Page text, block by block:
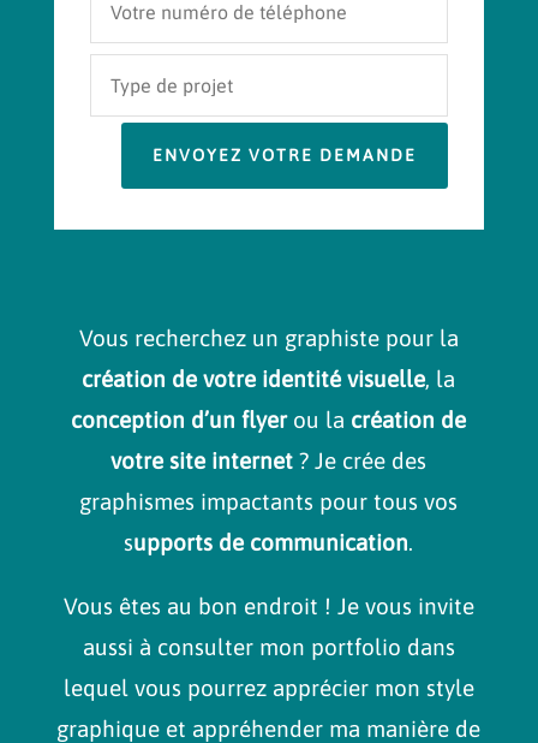
ENVOYEZ VOTRE DEMANDE
Vous recherchez un graphiste pour la
création de votre identité visuelle, la
conception d’un flyerou la création de
votre site internet ? Je crée des
graphismes impactants pour tous vos
supports de communication.
Vous êtes au bon endroit ! Je vous invite
aussi à consulter mon portfolio dans
lequel vous pourrez apprécier mon style
graphique et appréhender ma manière de